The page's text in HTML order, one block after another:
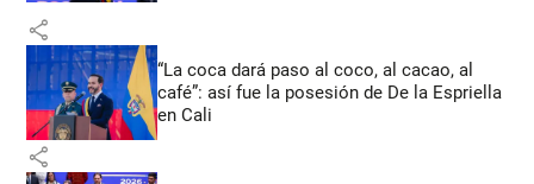
share
“La coca dará paso al coco, al cacao, al
café”: así fue la posesión de De la Espriella
en Cali
share